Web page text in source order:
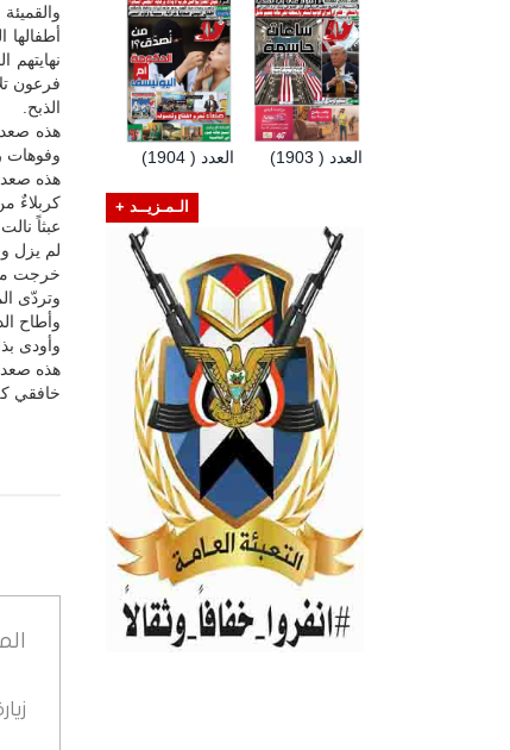
أطفالها
فرعون
الذبح.
هذه
وفوهات
هذه
كربلاءٌ
عبثاً
لم يزل
خرجت
وتردّى
وأطاح
وأودى
هذه
خافقي
العدد ( 1904) العدد ( 1903)
الـمـزيــد +